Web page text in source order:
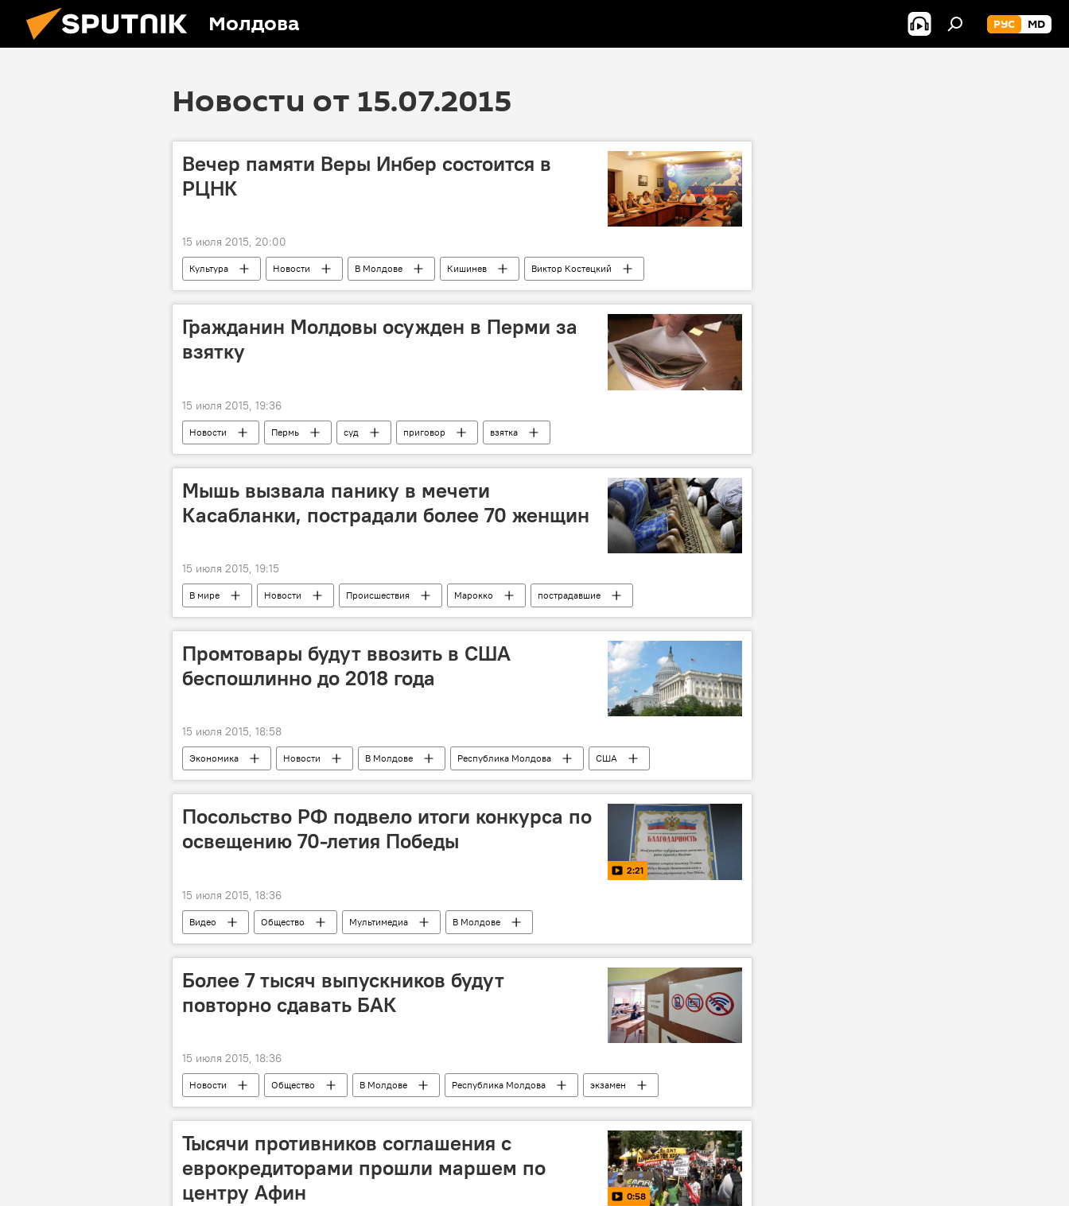
Молдова РУС MD
Новости от 15.07.2015
Вечер памяти Веры Инбер состоится в
РЦНК
15 июля 2015, 20:00
Культура Новости В Молдове Кишинев
Виктор Костецкий
РЦНК
поэзия вечер
Гражданин Молдовы осужден в Перми за
взятку
15 июля 2015, 19:36
Новости Пермь суд приговор взятка
Мышь вызвала панику в мечети
Касабланки, пострадали более 70 женщин
15 июля 2015, 19:15
В мире Новости Происшествия Марокко
пострадавшие
мечеть
мышь паника давка
Промтовары будут ввозить в США
беспошлинно до 2018 года
15 июля 2015, 18:58
Экономика Новости В Молдове Республика Молдова
США
импорт
экспорт закон
Посольство РФ подвело итоги конкурса по
освещению 70-летия Победы
2:21
15 июля 2015, 18:36
Видео Общество Мультимедиа В Молдове
Более 7 тысяч выпускников будут
повторно сдавать БАК
15 июля 2015, 18:36
Новости Общество В Молдове Республика Молдова
экзамен
бакалавр
повторная сессия
пересдача
Тысячи противников соглашения с
еврокредиторами прошли маршем по
центру Афин
0:58